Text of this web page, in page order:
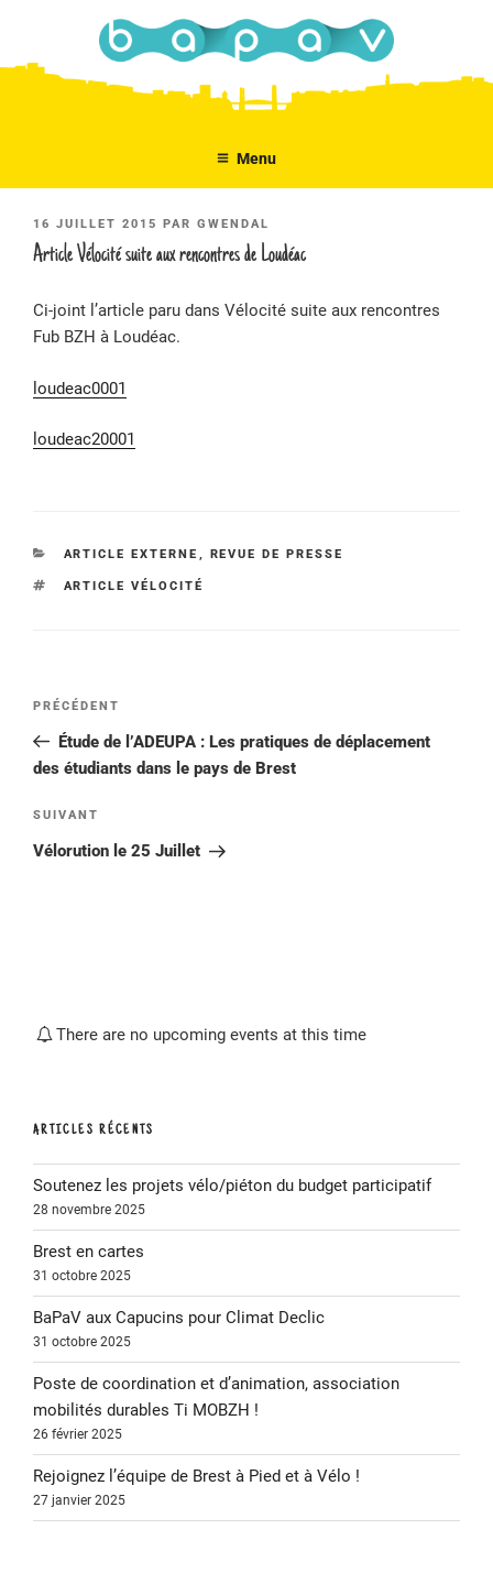
contenu
Menu
PUBLIÉ
LE
16 JUILLET 2015 PAR GWENDAL
Article Vélocité suite aux rencontres de Loudéac
Ci-joint l’article paru dans Vélocité suite aux rencontres
Fub BZH à Loudéac.
loudeac0001
loudeac20001
CATÉGORIES
ARTICLE EXTERNE REVUE DE PRESSE
ÉTIQUETTES
ARTICLE VÉLOCITÉ
Navigation
l’article
Article
précédent
PRÉCÉDENT
Étude de l’ADEUPA : Les pratiques de déplacement
des étudiants dans le pays de Brest
Article
suivant
SUIVANT
Vélorution le 25 Juillet
There are no upcoming events at this time
ARTICLES RÉCENTS
Soutenez les projets vélo/piéton du budget participatif
28 novembre 2025
Brest en cartes
31 octobre 2025
BaPaV aux Capucins pour Climat Declic
31 octobre 2025
Poste de coordination et d’animation, association
mobilités durables Ti MOBZH !
26 février 2025
Rejoignez l’équipe de Brest à Pied et à Vélo !
27 janvier 2025